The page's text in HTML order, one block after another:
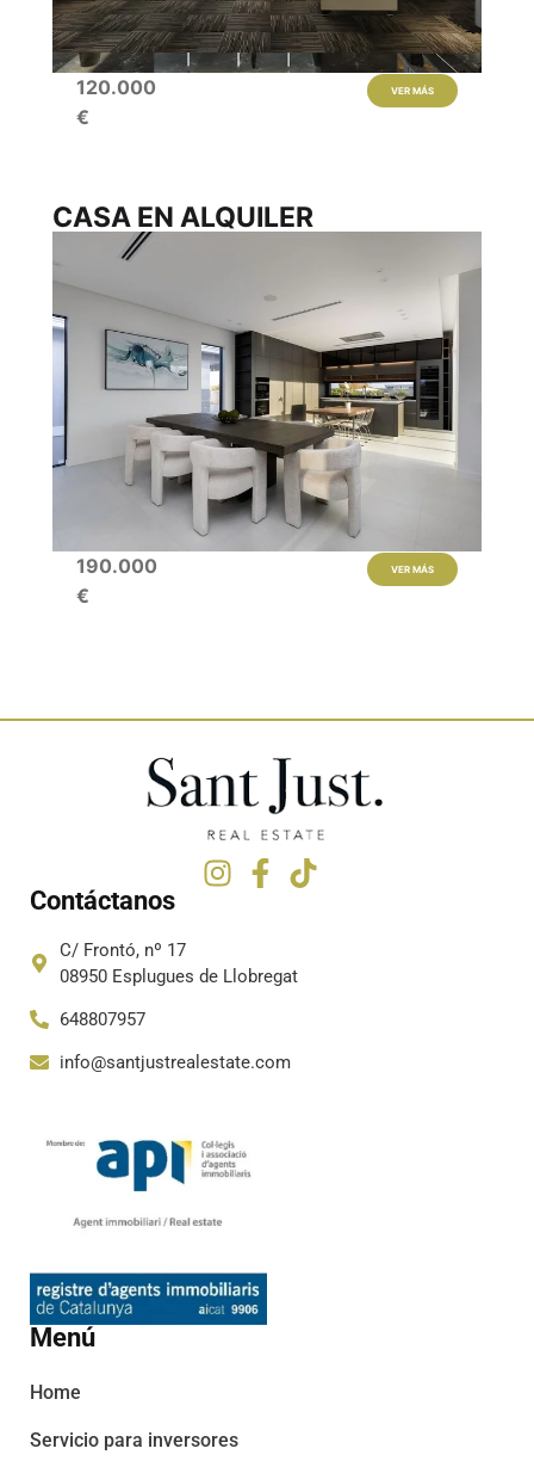
120.000
€
VER MÁS
CASA EN ALQUILER
190.000
€
VER MÁS
Menú
Home
Servicio para inversores
Contáctanos
C/ Frontó, nº 17
08950 Esplugues de Llobregat
648807957
info@santjustrealestate.com